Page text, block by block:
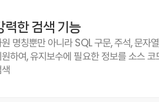
력한 검색 기능
명칭뿐만 아니라 SQL 구문, 주석, 문자
하여, 유지보수에 필요한 정보를 소스